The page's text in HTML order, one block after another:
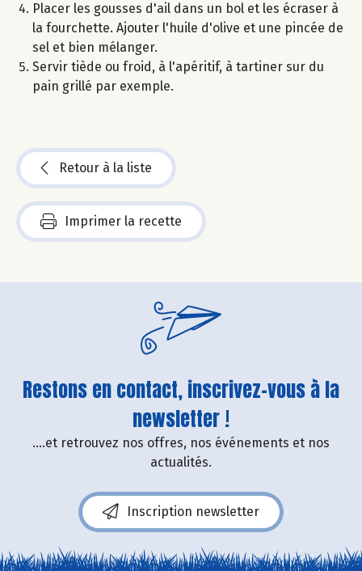
Placer les gousses d'ail dans un bol et les écraser à
la fourchette. Ajouter l'huile d'olive et une pincée de
sel et bien mélanger.
Servir tiède ou froid, à l'apéritif, à tartiner sur du
pain grillé par exemple.
Retour à la liste
Imprimer la recette
Restons en contact, inscrivez-vous à la
newsletter !
....et retrouvez nos offres, nos événements et nos
actualités.
Inscription newsletter